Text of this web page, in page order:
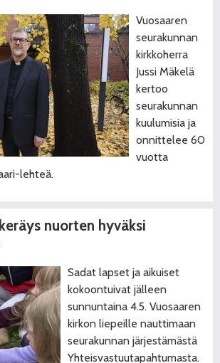
Vuosaaren
seurakunnan
kirkkoherra
Jussi Mäkelä
kertoo
seurakunnan
kuulumisia ja
onnittelee 60
vuotta
lehteä.
nuorten hyväksi
Sadat lapset ja aikuiset
kokoontuivat jälleen
sunnuntaina 4.5. Vuosaaren
kirkon liepeille nauttimaan
seurakunnan järjestämästä
Yhteisvastuutapahtumasta.